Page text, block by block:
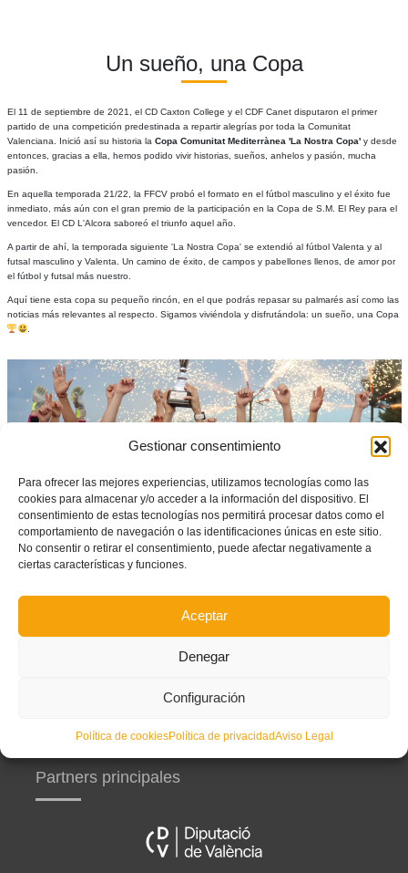
Gestionar consentimiento
Para ofrecer las mejores experiencias, utilizamos tecnologías como las
cookies para almacenar y/o acceder a la información del dispositivo. El
consentimiento de estas tecnologías nos permitirá procesar datos como el
comportamiento de navegación o las identificaciones únicas en este sitio.
No consentir o retirar el consentimiento, puede afectar negativamente a
ciertas características y funciones.
Aceptar
Denegar
Configuración
Política de cookiesPolítica de privacidadAviso Legal
Un sueño, una Copa
El 11 de septiembre de 2021, el CD Caxton College y el CDF Canet disputaron el primer
partido de una competición predestinada a repartir alegrías por toda la Comunitat
Valenciana. Inició así su historia la Copa Comunitat Mediterrànea 'La Nostra Copa'y desde
entonces, gracias a ella, hemos podido vivir historias, sueños, anhelos y pasión, mucha
pasión.
En aquella temporada 21/22, la FFCV probó el formato en el fútbol masculino y el éxito fue
inmediato, más aún con el gran premio de la participación en la Copa de S.M. El Rey para el
vencedor. El CD L'Alcora saboreó el triunfo aquel año.
A partir de ahí, la temporada siguiente 'La Nostra Copa' se extendió al fútbol Valenta y al
futsal masculino y Valenta. Un camino de éxito, de campos y pabellones llenos, de amor por
el fútbol y futsal más nuestro.
Aquí tiene esta copa su pequeño rincón, en el que podrás repasar su palmarés así como las
noticias más relevantes al respecto. Sigamos viviéndola y disfrutándola: un sueño, una Copa
Partners principales